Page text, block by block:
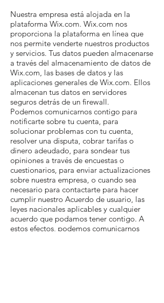
Nuestra empresa está alojada en la
plataforma Wix.com. Wix.com nos
proporciona la plataforma en línea que
nos permite venderte nuestros productos
y servicios. Tus datos pueden almacenarse
a través del almacenamiento de datos de
Wix.com, las bases de datos y las
aplicaciones generales de Wix.com. Ellos
almacenan tus datos en servidores
seguros detrás de un firewall.
Podemos comunicarnos contigo para
notificarte sobre tu cuenta, para
solucionar problemas con tu cuenta,
resolver una disputa, cobrar tarifas o
dinero adeudado, para sondear tus
opiniones a través de encuestas o
cuestionarios, para enviar actualizaciones
sobre nuestra empresa, o cuando sea
necesario para contactarte para hacer
cumplir nuestro Acuerdo de usuario, las
leyes nacionales aplicables y cualquier
acuerdo que podamos tener contigo. A
estos efectos, podemos comunicarnos